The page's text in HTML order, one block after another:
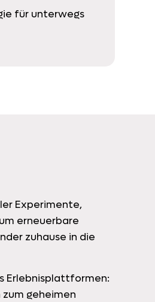
für unterwegs
Experimente,
erneuerbare
zuhause in die
Erlebnisplattformen:
geheimen